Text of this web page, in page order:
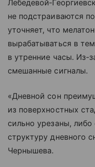
не подстраиваются
уточняет, что
вырабатываться в
в утренние часы. Из-
смешанные сигналы.
«Дневной сон
из поверхностных
сильно урезаны,
структуру дневного
Чернышева.